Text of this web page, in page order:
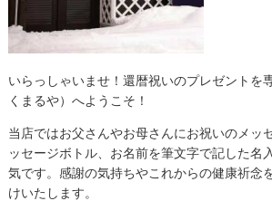
いらっしゃいませ！還暦祝いのプレゼントを
くまるや）へようこそ！
当店ではお父さんやお母さんにお祝いのメッ
ッセージボトル、お名前を筆文字で記した名
気です。感謝の気持ちやこれからの健康祈念
けいたします。